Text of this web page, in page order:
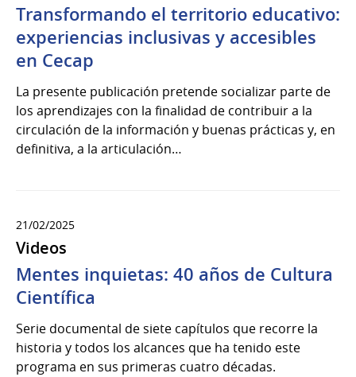
Transformando el territorio educativo:
experiencias inclusivas y accesibles
en Cecap
La presente publicación pretende socializar parte de
los aprendizajes con la finalidad de contribuir a la
circulación de la información y buenas prácticas y, en
definitiva, a la articulación…
21/02/2025
Videos
Mentes inquietas: 40 años de Cultura
Científica
Serie documental de siete capítulos que recorre la
historia y todos los alcances que ha tenido este
programa en sus primeras cuatro décadas.